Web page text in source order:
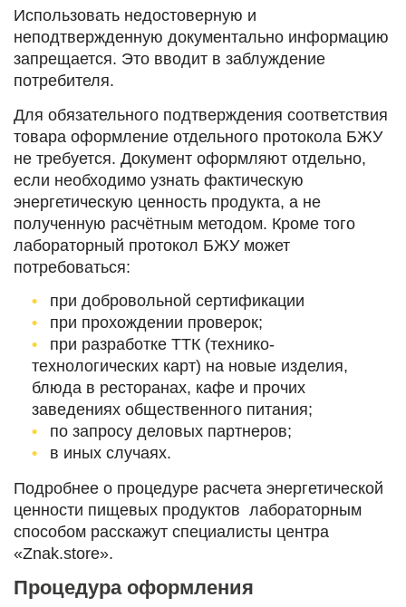
Использовать недостоверную и
неподтвержденную документально информацию
запрещается. Это вводит в заблуждение
потребителя.
Для обязательного подтверждения соответствия
товара оформление отдельного протокола БЖУ
не требуется. Документ оформляют отдельно,
если необходимо узнать фактическую
энергетическую ценность продукта, а не
полученную расчётным методом. Кроме того
лабораторный протокол БЖУ может
потребоваться:
при добровольной сертификации
при прохождении проверок;
при разработке ТТК (технико-
технологических карт) на новые изделия,
блюда в ресторанах, кафе и прочих
заведениях общественного питания;
по запросу деловых партнеров;
в иных случаях.
Подробнее о процедуре расчета энергетической
ценности пищевых продуктов лабораторным
способом расскажут специалисты центра
«Znak.store».
Процедура оформления